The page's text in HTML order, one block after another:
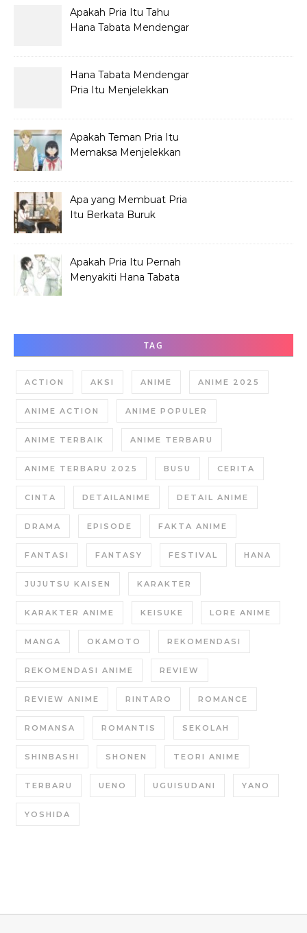
Apakah Pria Itu Tahu
Hana Tabata Mendengar
Hana Tabata Mendengar
Pria Itu Menjelekkan
Apakah Teman Pria Itu
Memaksa Menjelekkan
Apa yang Membuat Pria
Itu Berkata Buruk
Apakah Pria Itu Pernah
Menyakiti Hana Tabata
TAG
ACTION AKSI ANIME ANIME 2025
ANIME ACTION ANIME POPULER
ANIME TERBAIK ANIME TERBARU
ANIME TERBARU 2025 BUSU CERITA
CINTA DETAILANIME DETAIL ANIME
DRAMA EPISODE FAKTA ANIME
FANTASI FANTASY FESTIVAL HANA
JUJUTSU KAISEN KARAKTER
KARAKTER ANIME KEISUKE LORE ANIME
MANGA OKAMOTO REKOMENDASI
REKOMENDASI ANIME REVIEW
REVIEW ANIME RINTARO ROMANCE
ROMANSA ROMANTIS SEKOLAH
SHINBASHI SHONEN TEORI ANIME
TERBARU UENO UGUISUDANI YANO
YOSHIDA